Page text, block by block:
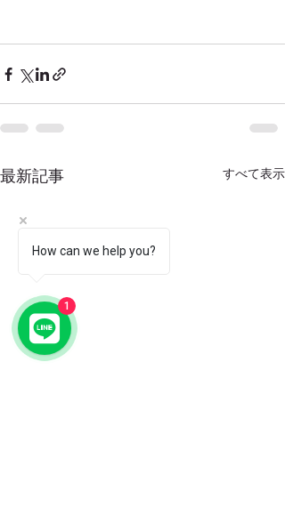
最新記事 すべて表示
How can we help you?
1